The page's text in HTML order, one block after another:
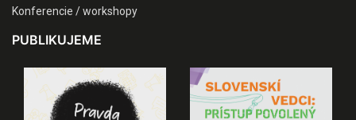
Konferencie / workshopy
PUBLIKUJEME